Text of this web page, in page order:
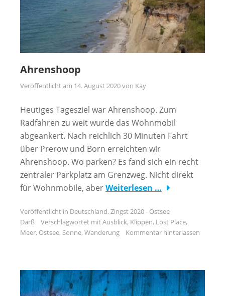
Ahrenshoop
Veröffentlicht am 14. August 2020von Kay
Heutiges Tagesziel war Ahrenshoop. Zum
Radfahren zu weit wurde das Wohnmobil
abgeankert. Nach reichlich 30 Minuten Fahrt
über Prerow und Born erreichten wir
Ahrenshoop. Wo parken? Es fand sich ein recht
zentraler Parkplatz am Grenzweg. Nicht direkt
für Wohnmobile, aberWeiterlesen …
Veröffentlicht in Deutschland, Zingst 2020 - Ostsee
Darß
Verschlagwortet mitAusblick, Klippen, Lost Place,
Meer, Ostsee, Sonne, Wanderung Kommentar hinterlassen